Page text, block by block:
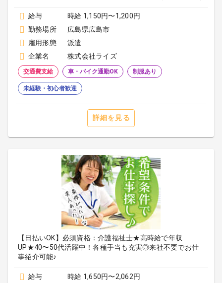
給与
時給 1,150円〜1,200円
勤務場所
広島県広島市
雇用形態
派遣
企業名
株式会社ライズ
交通費支給 車・バイク通勤OK 制服あり
未経験・初心者歓迎
詳細を見る
【日払いOK】必須資格：介護福祉士★高時給で年収
UP★40〜50代活躍中！各種手当も充実◎来社不要でお仕
事紹介可能♪
給与
時給 1,650円〜2,062円